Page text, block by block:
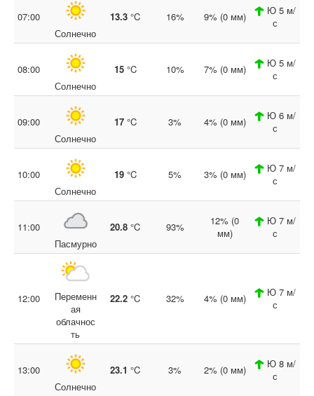
07:00
Солнечно
13.3 °C 16% 9% (0 мм)
Ю 5 м/
с
08:00
Солнечно
15°C 10% 7% (0 мм)
Ю 5 м/
с
09:00
Солнечно
17°C 3% 4% (0 мм)
Ю 6 м/
с
10:00
Солнечно
19°C 5% 3% (0 мм)
Ю 7 м/
с
11:00
Пасмурно
20.8 °C 93%
12% (0
мм)
Ю 7 м/
с
12:00
Переменн
ая
облачнос
ть
22.2 °C 32% 4% (0 мм)
Ю 7 м/
с
13:00
Солнечно
23.1 °C 3% 2% (0 мм)
Ю 8 м/
с